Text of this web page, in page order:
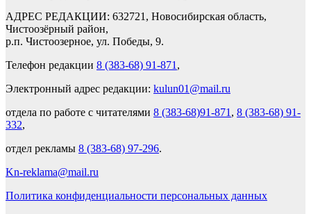
АДРЕС РЕДАКЦИИ: 632721, Новосибирская область,
Чистоозёрный район,
р.п. Чистоозерное, ул. Победы, 9.
Телефон редакции 8 (383-68) 91-871 ,
Электронный адрес редакции: kulun01@mail.ru
отдела по работе с читателями 8 (383-68)91-871 , 8 (383-68) 91-
332,
отдел рекламы 8 (383-68) 97-296.
Kn-reklama@mail.ru
Политика конфиденциальности персональных данных